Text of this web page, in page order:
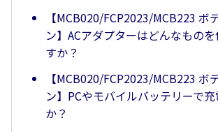
【MCB020/FCP2023/MCB223 ボ
ン】ACアダプターはどんなもの
すか？
【MCB020/FCP2023/MCB223 ボ
ン】PCやモバイルバッテリーで
か？